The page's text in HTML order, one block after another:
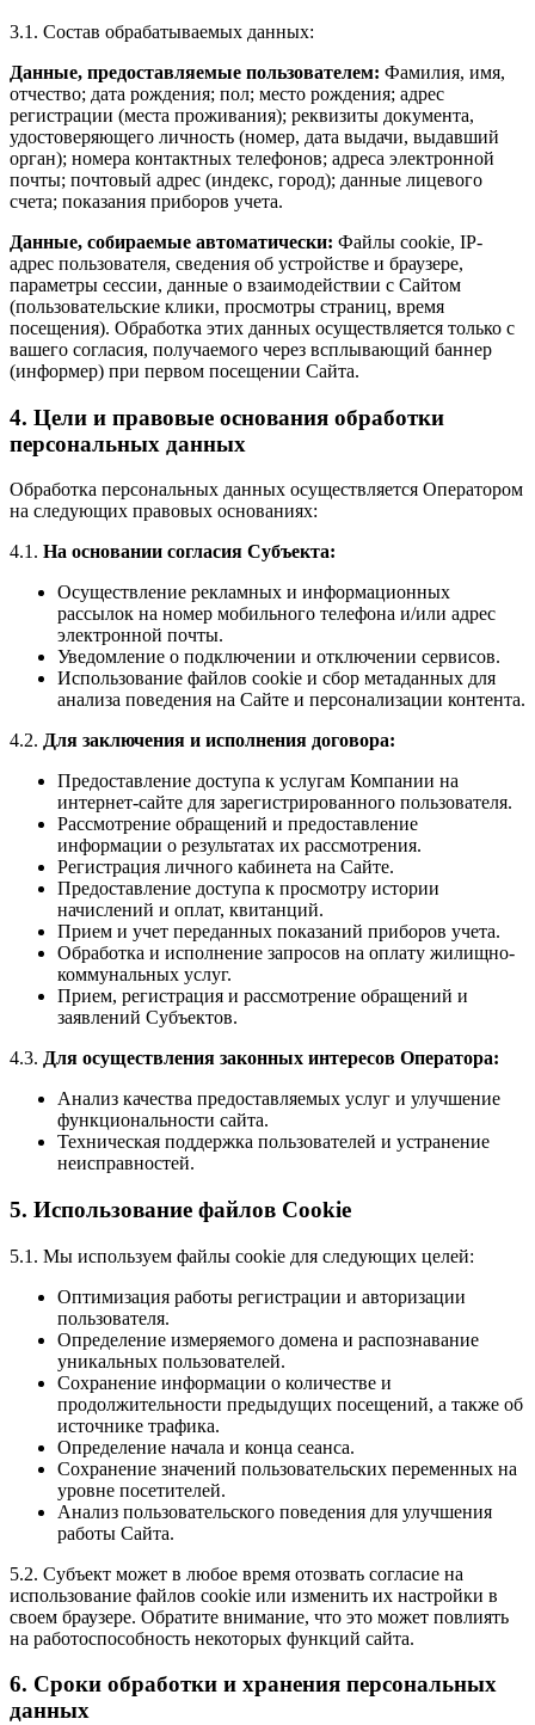
3.1. Состав обрабатываемых данных:
Данные, предоставляемые пользователем: Фамилия, имя,
отчество; дата рождения; пол; место рождения; адрес
регистрации (места проживания); реквизиты документа,
удостоверяющего личность (номер, дата выдачи, выдавший
орган); номера контактных телефонов; адреса электронной
почты; почтовый адрес (индекс, город); данные лицевого
счета; показания приборов учета.
Данные, собираемые автоматически: Файлы cookie, IP-
адрес пользователя, сведения об устройстве и браузере,
параметры сессии, данные о взаимодействии с Сайтом
(пользовательские клики, просмотры страниц, время
посещения). Обработка этих данных осуществляется только с
вашего согласия, получаемого через всплывающий баннер
(информер) при первом посещении Сайта.
4. Цели и правовые основания обработки
персональных данных
Обработка персональных данных осуществляется Оператором
на следующих правовых основаниях:
4.1. На основании согласия Субъекта:
Осуществление рекламных и информационных
рассылок на номер мобильного телефона и/или адрес
электронной почты.
Уведомление о подключении и отключении сервисов.
Использование файлов cookie и сбор метаданных для
анализа поведения на Сайте и персонализации контента.
4.2. Для заключения и исполнения договора:
Предоставление доступа к услугам Компании на
интернет-сайте для зарегистрированного пользователя.
Рассмотрение обращений и предоставление
информации о результатах их рассмотрения.
Регистрация личного кабинета на Сайте.
Предоставление доступа к просмотру истории
начислений и оплат, квитанций.
Прием и учет переданных показаний приборов учета.
Обработка и исполнение запросов на оплату жилищно-
коммунальных услуг.
Прием, регистрация и рассмотрение обращений и
заявлений Субъектов.
4.3. Для осуществления законных интересов Оператора:
Анализ качества предоставляемых услуг и улучшение
функциональности сайта.
Техническая поддержка пользователей и устранение
неисправностей.
5. Использование файлов Cookie
5.1. Мы используем файлы cookie для следующих целей:
Оптимизация работы регистрации и авторизации
пользователя.
Определение измеряемого домена и распознавание
уникальных пользователей.
Сохранение информации о количестве и
продолжительности предыдущих посещений, а также об
источнике трафика.
Определение начала и конца сеанса.
Сохранение значений пользовательских переменных на
уровне посетителей.
Анализ пользовательского поведения для улучшения
работы Сайта.
5.2. Субъект может в любое время отозвать согласие на
использование файлов cookie или изменить их настройки в
своем браузере. Обратите внимание, что это может повлиять
на работоспособность некоторых функций сайта.
6. Сроки обработки и хранения персональных
данных